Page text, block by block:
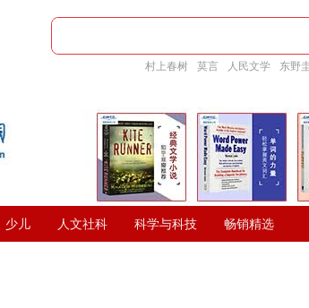
村上春树 莫言 人民文学 东野
少儿 人文社科 科学与科技 畅销精选